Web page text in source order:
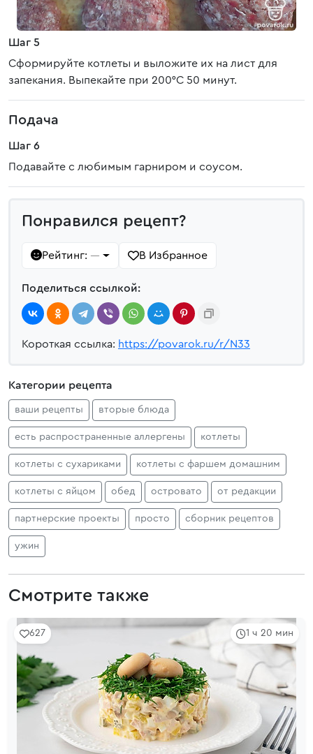
Шаг 5
Сформируйте котлеты и выложите их на лист для
запекания. Выпекайте при 200°С 50 минут.
Подача
Шаг 6
Подавайте с любимым гарниром и соусом.
Понравился рецепт?
Рейтинг: — В Избранное
Поделиться ссылкой:
Короткая ссылка: https://povarok.ru/r/N33
Категории рецепта
ваши рецепты вторые блюда
есть распространенные аллергены котлеты
котлеты с сухариками котлеты с фаршем домашним
котлеты с яйцом обед островато от редакции
партнерские проекты просто сборник рецептов
ужин
Смотрите также
1 ч 20 мин
627